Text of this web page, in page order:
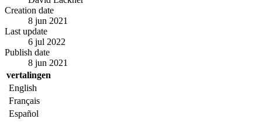
Creation date
8 jun 2021
Last update
6 jul 2022
Publish date
8 jun 2021
vertalingen
English
Français
Español